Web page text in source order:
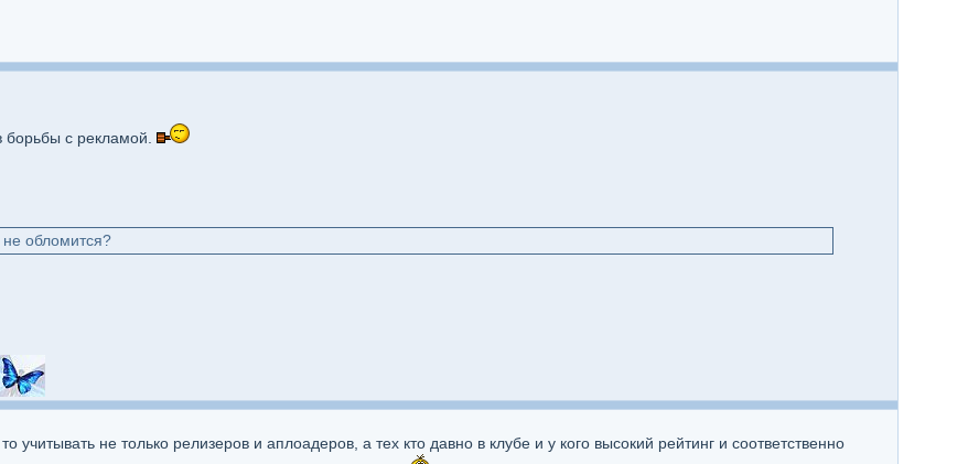
борьбы с рекламой.
обломится?
учитывать не только релизеров и аплоадеров, а тех кто давно в клубе и у кого высокий рейтинг и соответственно